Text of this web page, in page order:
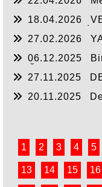
18.04.2026
27.02.2026
06.12.2025
27.11.2025
20.11.2025
1 2 3 4 5
13 14 15 16